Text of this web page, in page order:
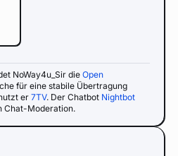
NoWay4u_Sir die Open
für eine stabile Übertragung
er 7TV. Der Chatbot Nightbot
Chat-Moderation.